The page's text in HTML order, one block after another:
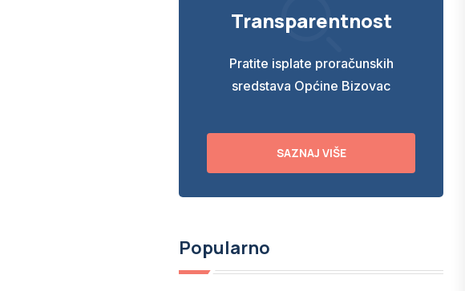
Transparentnost
Pratite isplate proračunskih
sredstava Općine Bizovac
SAZNAJ VIŠE
Popularno